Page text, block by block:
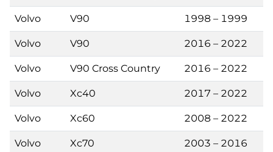
Volvo V90 1998 – 1999
Volvo V90 2016 – 2022
Volvo V90 Cross Country 2016 – 2022
Volvo Xc40 2017 – 2022
Volvo Xc60 2008 – 2022
Volvo Xc70 2003 – 2016